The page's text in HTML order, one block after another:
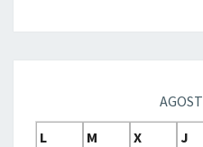
L
M X J